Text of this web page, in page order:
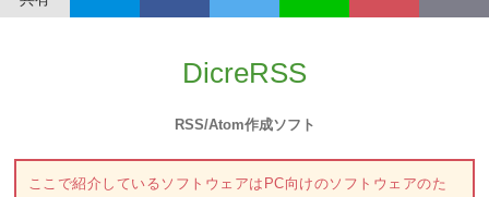
DicreRSS
RSS/Atom作成ソフト
ここで紹介しているソフトウェアはPC向けのソフトウェアのた